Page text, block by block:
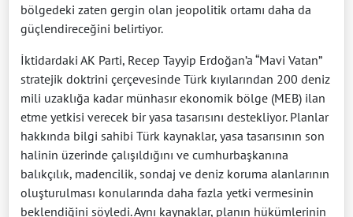
bölgedeki zaten gergin olan jeopolitik ortamı daha da
güçlendireceğini belirtiyor.
İktidardaki AK Parti, Recep Tayyip Erdoğan’a “Mavi Vatan”
stratejik doktrini çerçevesinde Türk kıyılarından 200 deniz
mili uzaklığa kadar münhasır ekonomik bölge (MEB) ilan
etme yetkisi verecek bir yasa tasarısını destekliyor. Planlar
hakkında bilgi sahibi Türk kaynaklar, yasa tasarısının son
halinin üzerinde çalışıldığını ve cumhurbaşkanına
balıkçılık, madencilik, sondaj ve deniz koruma alanlarının
oluşturulması konularında daha fazla yetki vermesinin
beklendiğini söyledi. Aynı kaynaklar, planın hükümlerinin